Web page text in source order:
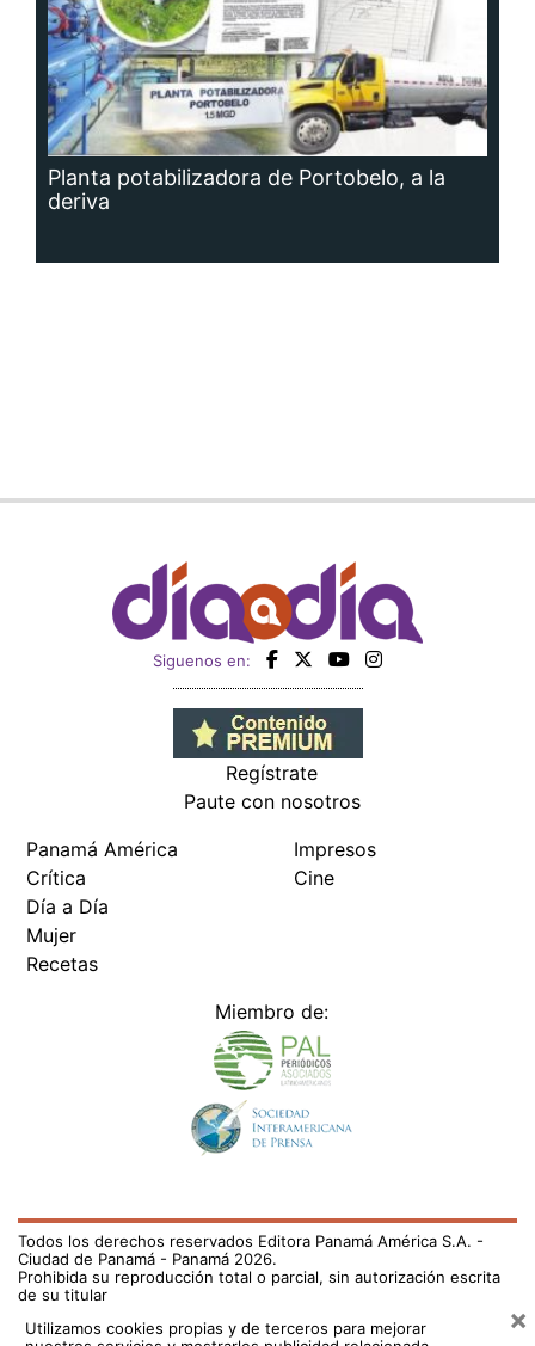
Planta potabilizadora de Portobelo, a la
deriva
Siguenos en:
Regístrate
Paute con nosotros
Panamá América
Crítica
Día a Día
Mujer
Recetas
Impresos
Cine
Miembro de:
Todos los derechos reservados Editora Panamá América S.A. -
Ciudad de Panamá - Panamá 2026.
Prohibida su reproducción total o parcial, sin autorización escrita
de su titular
Utilizamos cookies propias y de terceros para mejorar
×